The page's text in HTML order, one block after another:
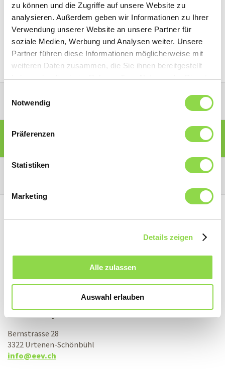
zu können und die Zugriffe auf unsere Website zu
analysieren. Außerdem geben wir Informationen zu Ihrer
Verwendung unserer Website an unsere Partner für
soziale Medien, Werbung und Analysen weiter. Unsere
Partner führen diese Informationen möglicherweise mit
weiteren Daten zusammen, die Sie ihnen bereitgestellt
haben oder die sie im Rahmen Ihrer Nutzung der Dienste
Notwendig
Präferenzen
Statistiken
Marketing
Details zeigen
Alle zulassen
Auswahl erlauben
Si vous vous connectez pour la première fois, vous
pouvez créer un mot de passe en cliquant sur
«Réinitialiser le mot de passe».
PORTAIL POUR PARTENAIRES
PORTAIL POUR MEMBRES
PORTAIL POUR CONSOMMATEURS
CONTACT
Association suisse d’achats électro aae
Bernstrasse 28
3322 Urtenen-Schönbühl
info@eev.ch